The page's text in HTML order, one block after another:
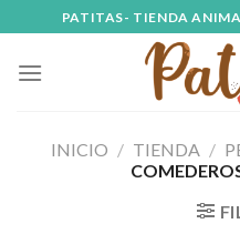
to
content
PATITAS- TIENDA
INICIO / TIENDA /